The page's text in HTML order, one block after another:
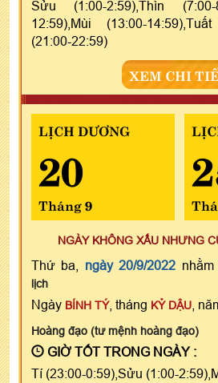
Sửu (1:00-2:59),Thìn (7:00-
12:59),Mùi (13:00-
(21:00-22:59)
XEM CHI
LỊCH DƯƠNG
20
Tháng 9
NGÀY KHÔNG XẤU NHƯNG
Thứ ba, ngày 20/9/2022
lịch
Ngày BÍNH TÝ, tháng KỶ DẬU ,
Hoàng đạo (tư mệnh hoàng đạo)
GIỜ TỐT TRONG NGÀY :
Tí (23:00-0:59),Sửu (1:00-